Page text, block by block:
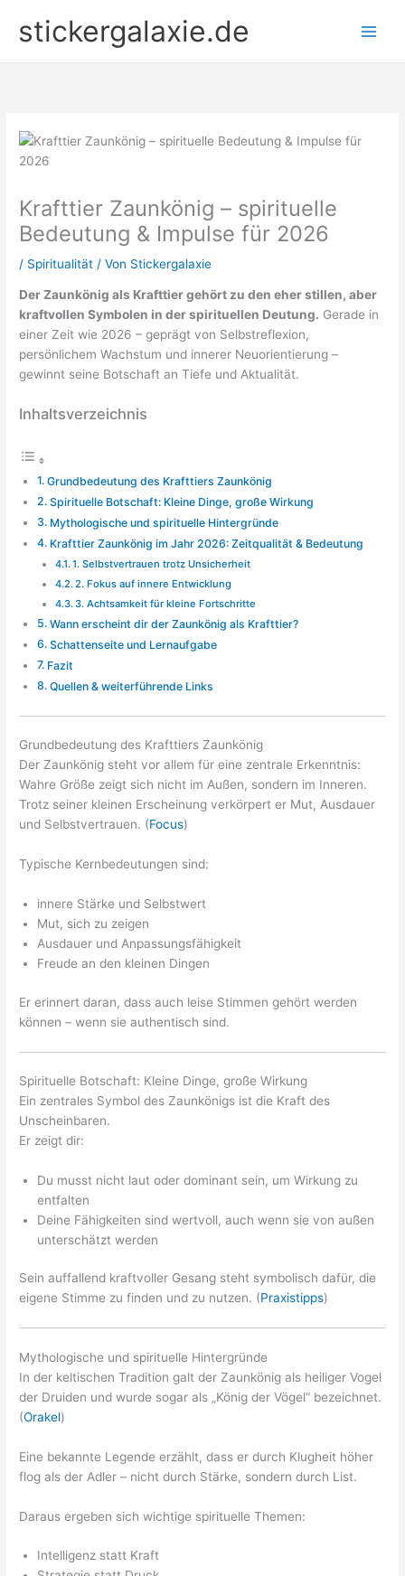
Inhaltstickergalaxie.de
Krafttier Zaunkönig – spirituelle
Bedeutung & Impulse für 2026
/ Spiritualität / Von Stickergalaxie
Der Zaunkönig als Krafttier gehört zu den eher stillen, aber
kraftvollen Symbolen in der spirituellen Deutung. Gerade in
einer Zeit wie 2026 – geprägt von Selbstreflexion,
persönlichem Wachstum und innerer Neuorientierung –
gewinnt seine Botschaft an Tiefe und Aktualität.
Inhaltsverzeichnis
Grundbedeutung des Krafttiers Zaunkönig
Spirituelle Botschaft: Kleine Dinge, große Wirkung
Mythologische und spirituelle Hintergründe
Krafttier Zaunkönig im Jahr 2026: Zeitqualität & Bedeutung
1. Selbstvertrauen trotz Unsicherheit
2. Fokus auf innere Entwicklung
3. Achtsamkeit für kleine Fortschritte
Wann erscheint dir der Zaunkönig als Krafttier?
Schattenseite und Lernaufgabe
Fazit
Quellen & weiterführende Links
Grundbedeutung des Krafttiers Zaunkönig
Der Zaunkönig steht vor allem für eine zentrale Erkenntnis:
Wahre Größe zeigt sich nicht im Außen, sondern im Inneren.
Trotz seiner kleinen Erscheinung verkörpert er Mut, Ausdauer
und Selbstvertrauen. (Focus)
Typische Kernbedeutungen sind:
innere Stärke und Selbstwert
Mut, sich zu zeigen
Ausdauer und Anpassungsfähigkeit
Freude an den kleinen Dingen
Er erinnert daran, dass auch leise Stimmen gehört werden
können – wenn sie authentisch sind.
Spirituelle Botschaft: Kleine Dinge, große Wirkung
Ein zentrales Symbol des Zaunkönigs ist die Kraft des
Unscheinbaren.
Er zeigt dir:
Du musst nicht laut oder dominant sein, um Wirkung zu
entfalten
Deine Fähigkeiten sind wertvoll, auch wenn sie von außen
unterschätzt werden
Sein auffallend kraftvoller Gesang steht symbolisch dafür, die
eigene Stimme zu finden und zu nutzen. (Praxistipps)
Mythologische und spirituelle Hintergründe
In der keltischen Tradition galt der Zaunkönig als heiliger Vogel
der Druiden und wurde sogar als „König der Vögel“ bezeichnet.
(Orakel)
Eine bekannte Legende erzählt, dass er durch Klugheit höher
flog als der Adler – nicht durch Stärke, sondern durch List.
Daraus ergeben sich wichtige spirituelle Themen:
Intelligenz statt Kraft